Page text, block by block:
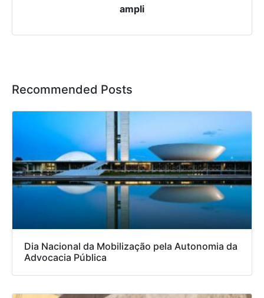
ampli
Recommended Posts
Dia Nacional da Mobilização pela Autonomia da
Advocacia Pública